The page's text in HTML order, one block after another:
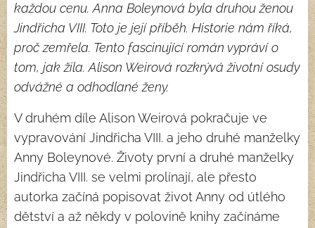
každou cenu. Anna Boleynová byla druhou ženou
Jindřicha VIII. Toto je její příběh. Historie nám říká,
proč zemřela. Tento fascinující román vypráví o
tom, jak žila. Alison Weirová rozkrývá životní osudy
odvážné a odhodlané ženy.
V druhém díle Alison Weirová pokračuje ve
vypravování Jindřicha VIII. a jeho druhé manželky
Anny Boleynové. Životy první a druhé manželky
Jindřicha VIII. se velmi prolínají, ale přesto
autorka začíná popisovat život Anny od útlého
dětství a až někdy v polovině knihy začínáme